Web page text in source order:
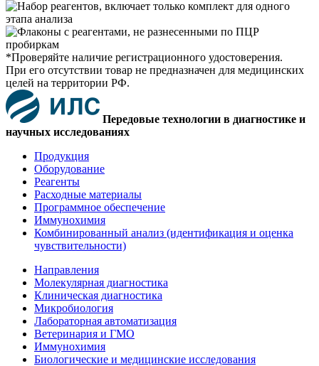
*Проверяйте наличие регистрационного удостоверения.
При его отсутствии товар не предназначен для медицинских
целей на территории РФ.
Передовые технологии в диагностике и
научных исследованиях
Продукция
Оборудование
Реагенты
Расходные материалы
Программное обеспечение
Иммунохимия
Комбинированный анализ (идентификация и оценка
чувствительности)
Направления
Молекулярная диагностика
Клиническая диагностика
Микробиология
Лабораторная автоматизация
Ветеринария и ГМО
Иммунохимия
Биологические и медицинские исследования